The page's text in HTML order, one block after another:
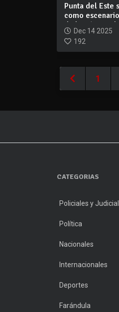
Punta del Este
como escenario
diplomático: el
Dec 14 2025
192
1
CATEGORIAS
Policiales y
Política
Nacionales
Internacionales
Deportes
Farándula